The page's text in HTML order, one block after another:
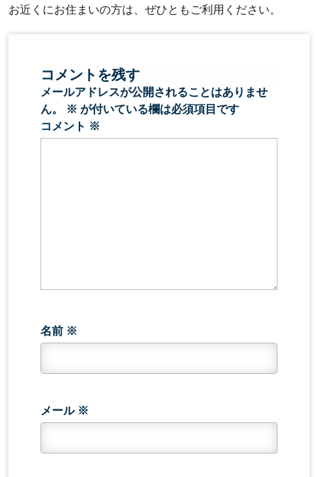
お近くにお住まいの方は、ぜひともご利用ください。
コメントを残す
メールアドレスが公開されることはありませ
ん。
※ が付いている欄は必須項目です
コメント ※
名前 ※
メール ※